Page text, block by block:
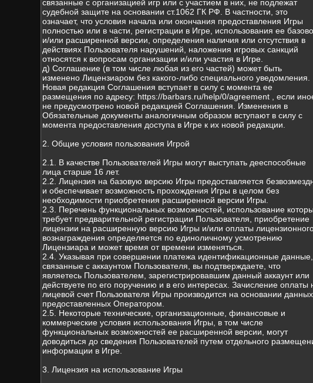
связанные с организацией игр или с участием в них, не подлежат
судебной защите на основании ст.1062 ГК РФ. В частности, это
означает, что условия начала или окончания предоставления Игры
полностью или в части, регистрации в Игре, использования ее
и/или расширенной версии, определения наличия или отсутствия в
действиях Пользователя нарушений, наложения игровых санкций
относятся к вопросам организации и/или участия в Игре.
д) Соглашение (в том числе любая из его частей) может быть
изменено Лицензиаром без какого-либо специального уведомления.
Новая редакция Соглашения вступает в силу с момента ее
размещения по адресу: https://barbars.ru/help/0/agreement , если
не предусмотрено новой редакцией Соглашения. Изменения в
Обязательные документы аналогичным образом вступают в силу с
момента предоставления доступа в Игре к их новой редакции.
2. Общие условия пользования Игрой
2.1. В качестве Пользователей Игры могут выступать дееспособные
лица старше 16 лет.
2.2. Лицензия на базовую версию Игры предоставляется
и обеспечивает возможность прохождения Игры в целом без
необходимости приобретения расширенной версии Игры.
2.3. Перечень функциональных возможностей, использование
требует предварительной регистрации Пользователя, приобретение
лицензии на расширенную версию Игры и/или оплаты
вознаграждения определяется по единоличному усмотрению
Лицензиара и может время от времени изменяться.
2.4. Указывая при совершении платежа идентификационные данные,
связанные с аккаунтом Пользователя, вы подтверждаете, что
являетесь Пользователем, зарегистрировавшим данный аккаунт или
действуете по его поручению и в его интересах. Зачисление оплаты
лицевой счет Пользователя Игры производится на основании данных,
предоставленных Оператором.
2.5. Некоторые технические, организационные, финансовые и
коммерческие условия использования Игры, в том числе
функциональных возможностей ее расширенной версии, могут
доводиться до сведения Пользователей путем отдельного
информации в Игре.
3. Лицензия на использование Игры